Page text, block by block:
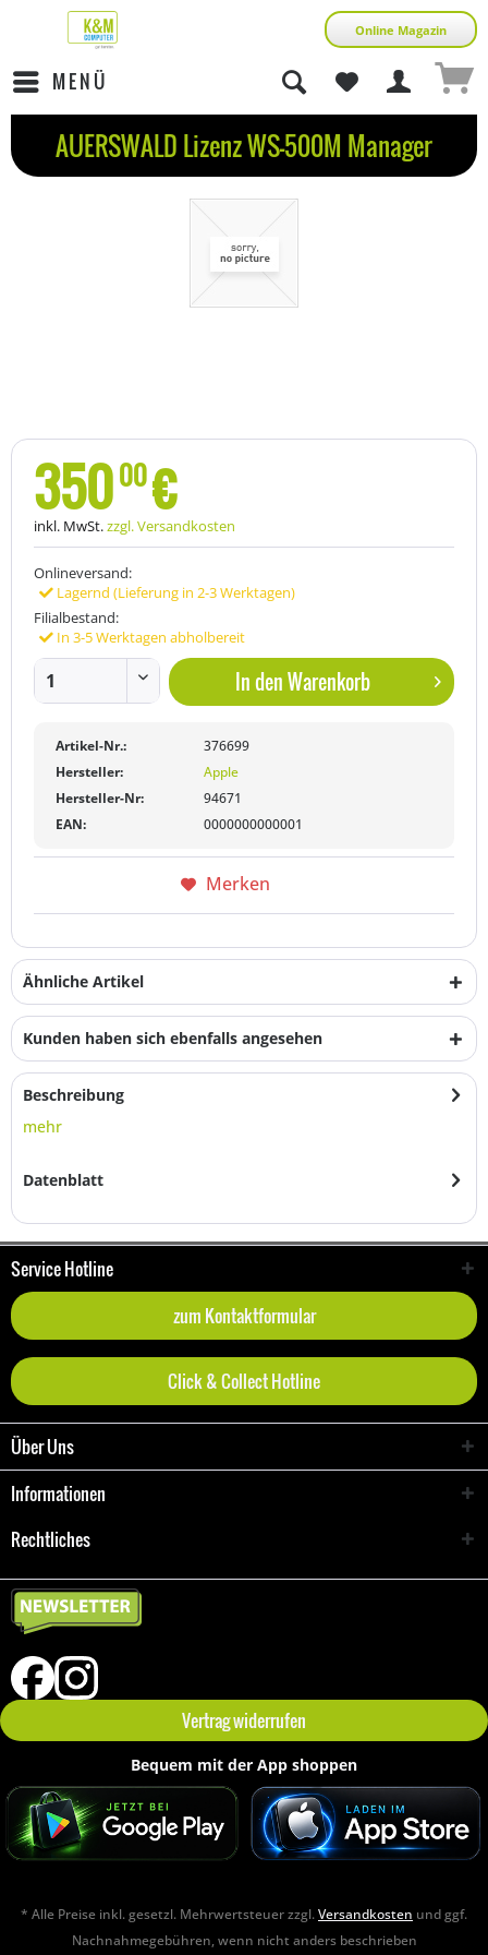
Online Magazin
MENÜ
AUERSWALD Lizenz WS-500M Manager
35000€
inkl. MwSt.zzgl. Versandkosten
Onlineversand:
Lagernd (Lieferung in 2-3 Werktagen)
Filialbestand:
In 3-5 Werktagen abholbereit
In denWarenkorb
Artikel-Nr.:
376699
Hersteller:
Apple
Hersteller-Nr:
94671
EAN:
0000000000001
Merken
Ähnliche Artikel
Kunden haben sich ebenfalls angesehen
Beschreibung
mehr
Datenblatt
Service Hotline
zum Kontaktformular
Click & Collect Hotline
Über Uns
Informationen
Rechtliches
Vertrag widerrufen
Bequem mit der App shoppen
* Alle Preise inkl. gesetzl. Mehrwertsteuer zzgl.Versandkosten und ggf.
Nachnahmegebühren, wenn nicht anders beschrieben